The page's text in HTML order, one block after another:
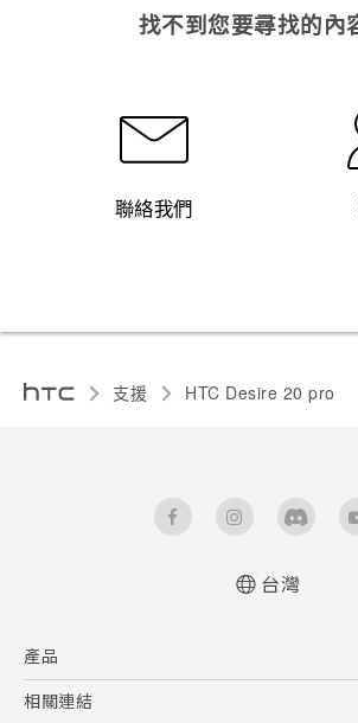
找不到您要尋找的內
聯絡我們
支援 ‎HTC Desire 20 pro‎
台灣
產品
5G
相關連結